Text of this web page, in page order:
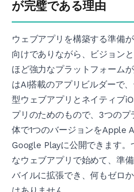
が完璧である理由
ウェブアプリを構築する準備
向けでありながら、ビジョン
ほど強力なプラットフォーム
はAI搭載のアプリビルダーで
型ウェブアプリとネイティブ
プリのためのもので、3つのプ
体で1つのバージョンをApple
Google Playに公開できます。
なウェブアプリで始めて、準
バイルに拡張でき、何もゼロ